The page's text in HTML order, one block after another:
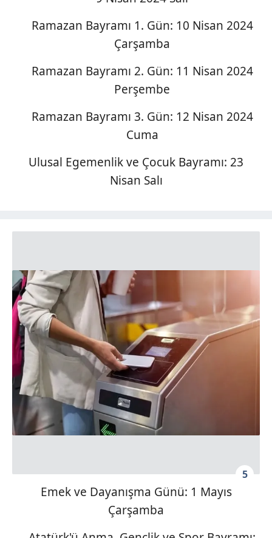
Ramazan Bayramı 1. Gün: 10 Nisan 2024
Çarşamba
Ramazan Bayramı 2. Gün: 11 Nisan 2024
Perşembe
Ramazan Bayramı 3. Gün: 12 Nisan 2024
Cuma
Ulusal Egemenlik ve Çocuk Bayramı: 23
Nisan Salı
5
Emek ve Dayanışma Günü: 1 Mayıs
Çarşamba